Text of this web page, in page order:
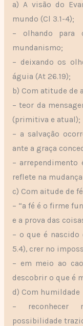
a) A visão do
mundo (Cl 3.1-4);
– olhando para
mundanismo;
– deixando os
águia (At 26.19);
b) Com atitude de
– teor da
(primitiva e atual);
– a salvação
ante a graça
– arrependimento
reflete na
c) Com aitude de
– “a fé é o firme
e a prova das
– o que é nascido
5.4), crer no
– em meio ao
descobrir o que é
d) Com humildade
– reconhecer
possibilidade